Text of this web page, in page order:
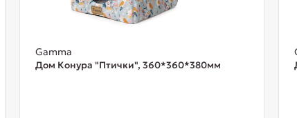
Gamma
Дом Конура "Птички", 360*360*380мм